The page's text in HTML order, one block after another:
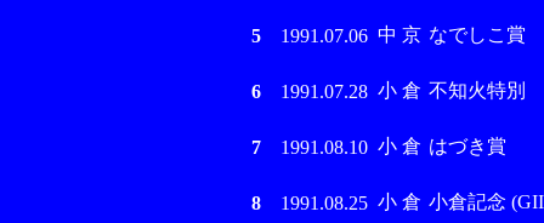
5 1991.07.06 中 京 なでしこ賞
6 1991.07.28 小 倉 不知火特別
7 1991.08.10 小 倉 はづき賞
8 1991.08.25 小 倉 小倉記念